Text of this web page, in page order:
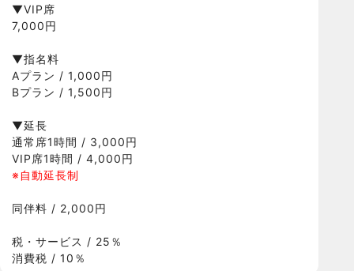
▼VIP席
7,000円
▼指名料
Aプラン / 1,000円
Bプラン / 1,500円
▼延長
通常席1時間 / 3,000円
VIP席1時間 / 4,000円
※自動延長制
同伴料 / 2,000円
税・サービス / 25％
消費税 / 10％